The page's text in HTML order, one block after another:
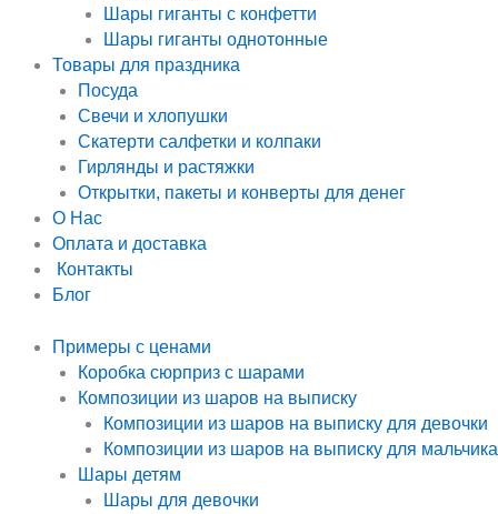
Шары гиганты с конфетти
Шары гиганты однотонные
Товары для праздника
Посуда
Свечи и хлопушки
Скатерти салфетки и колпаки
Гирлянды и растяжки
Открытки, пакеты и конверты для денег
О Нас
Оплата и доставка
Контакты
Блог
Примеры с ценами
Коробка сюрприз с шарами
Композиции из шаров на выписку
Композиции из шаров на выписку для девочки
Композиции из шаров на выписку для мальчика
Шары детям
Шары для девочки